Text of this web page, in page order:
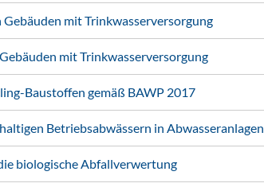
mit Trinkwasserversorgung
mit Trinkwasserversorgung
Baustoffen gemäß BAWP 2017
Betriebsabwässern in Abwasseranlagen
biologische Abfallverwertung